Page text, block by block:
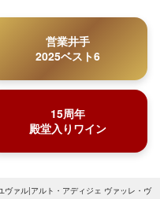
営業井手
2025ベスト6
15周年
殿堂入りワイン
ヴァル|アルト・アディジェ ヴァッレ・ヴ